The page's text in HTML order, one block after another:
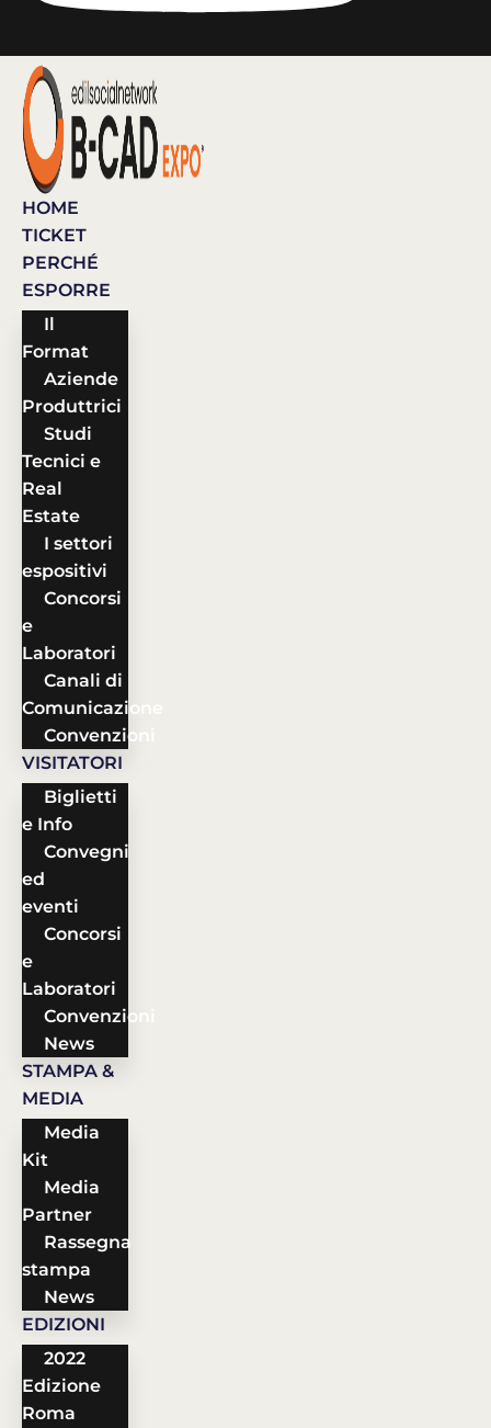
HOME
TICKET
PERCHÉ
ESPORRE
Il
Format
Aziende
Produttrici
Studi
Tecnici e
Real
Estate
I settori
espositivi
Concorsi
e
Laboratori
Canali di
Comunicazione
Convenzioni
VISITATORI
Biglietti
e Info
Convegni
ed
eventi
Concorsi
e
Laboratori
Convenzioni
News
STAMPA &
MEDIA
Media
Kit
Media
Partner
Rassegna
stampa
News
EDIZIONI
2022
Edizione
Roma